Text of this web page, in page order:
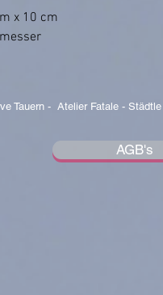
x 10 cm
Tauern - Atelier Fatale -
AGB's